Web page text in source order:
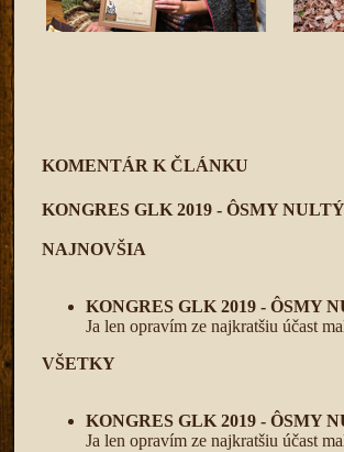
KOMENTÁR K ČLÁNKU
KONGRES GLK 2019 - ÔSMY
NAJNOVŠIA
KONGRES GLK 2019 - ÔSMY
Ja len opravím ze najkratšiu účast
VŠETKY
KONGRES GLK 2019 - ÔSMY
Ja len opravím ze najkratšiu účast